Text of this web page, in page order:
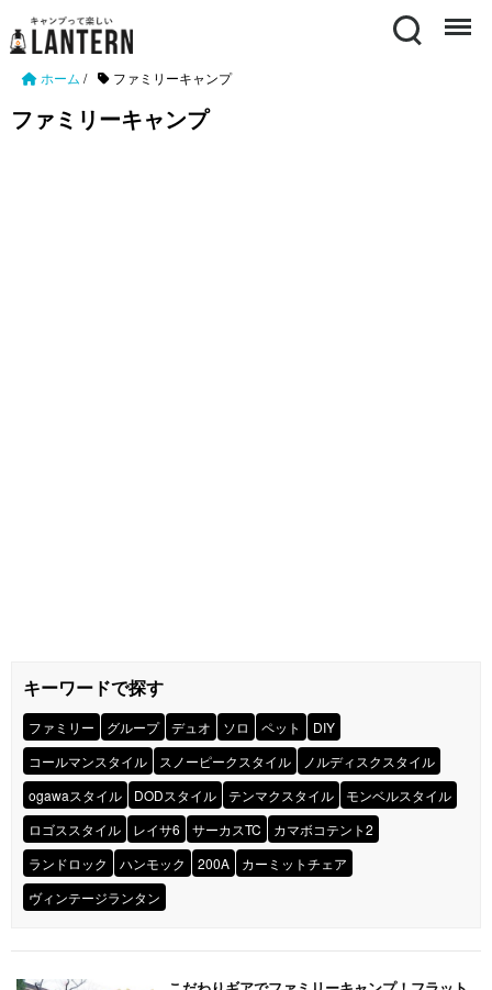
Search Menu
ホーム / ファミリーキャンプ
ファミリーキャンプ
キーワードで探す
ファミリー グループ デュオ ソロ ペット
DIY
コールマンスタイル
スノーピークスタイル
ノルディスクスタイル
ogawaスタイル
DODスタイル テンマクスタイル
モンベルスタイル
ロゴススタイル
レイサ6 サーカスTC
カマボコテント2
ランドロック
ハンモック 200A
カーミットチェア
ヴィンテージランタン